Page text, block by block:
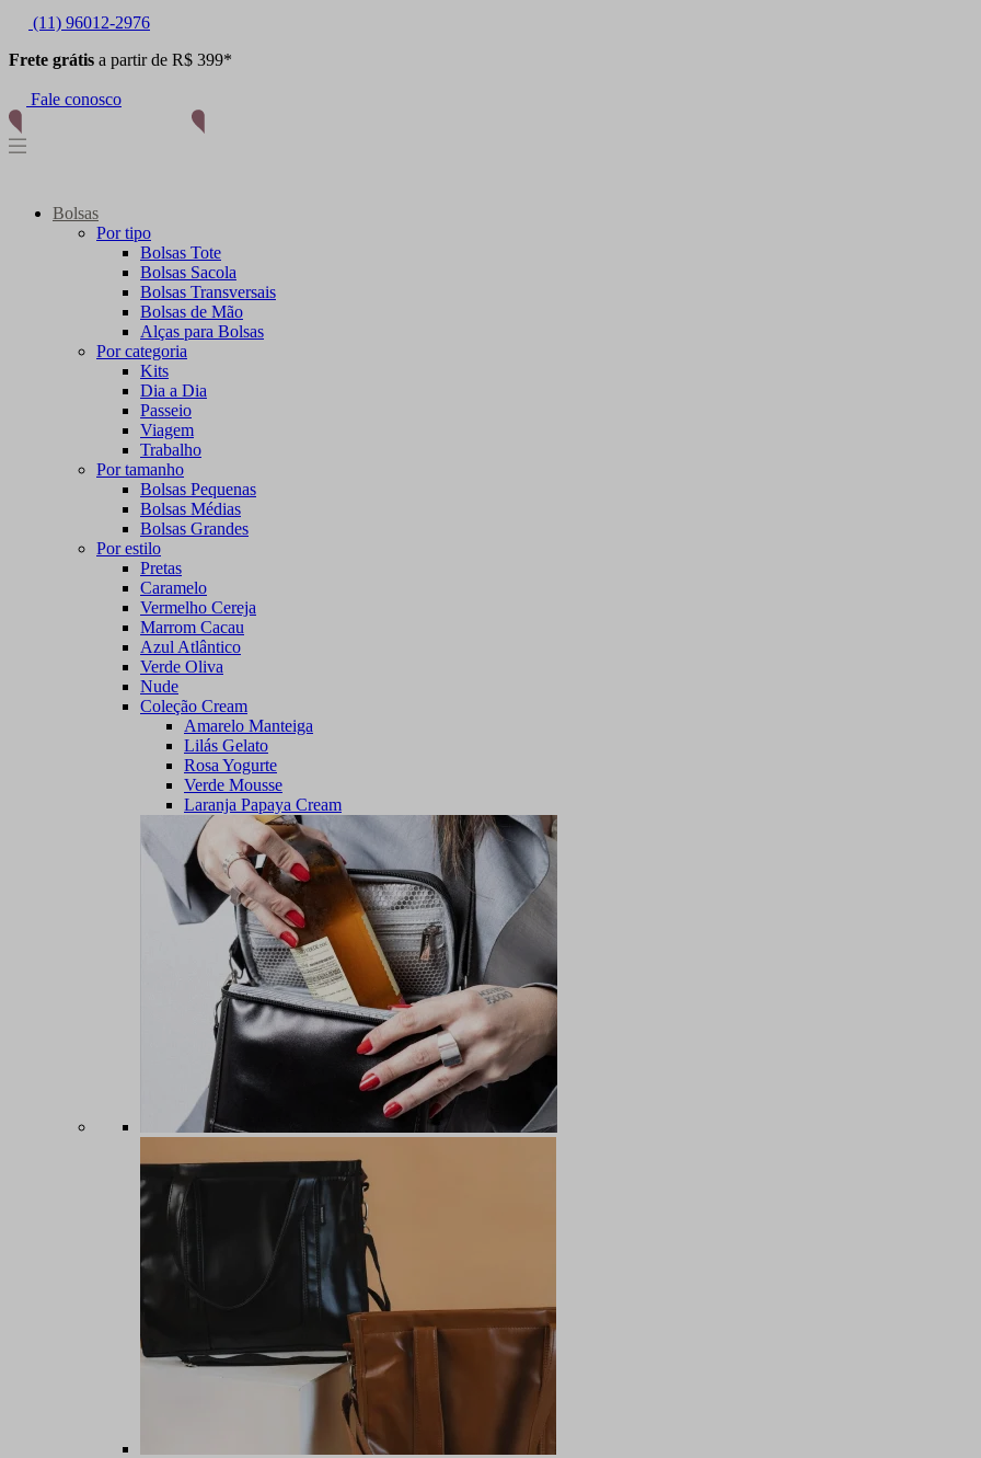
(11) 96012-2976
Frete grátis a partir de R$ 399*
Fale conosco
Bolsas
Por tipo
Bolsas Tote
Bolsas Sacola
Bolsas Transversais
Bolsas de Mão
Alças para Bolsas
Por categoria
Kits
Dia a Dia
Passeio
Viagem
Trabalho
Por tamanho
Bolsas Pequenas
Bolsas Médias
Bolsas Grandes
Por estilo
Pretas
Caramelo
Vermelho Cereja
Marrom Cacau
Azul Atlântico
Verde Oliva
Nude
Coleção Cream
Amarelo Manteiga
Lilás Gelato
Rosa Yogurte
Verde Mousse
Laranja Papaya Cream